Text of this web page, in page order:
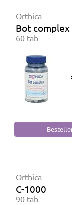
Orthica
Bot complex
60 tab
Orthica
C-1000
90 tab